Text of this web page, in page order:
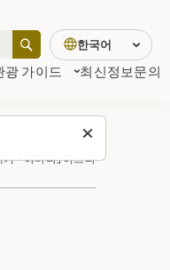
광 가이드 최신정보문의
한국어
「야마타」이스타